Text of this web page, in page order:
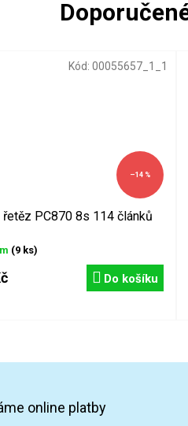
–14 %
řetěz PC870 8s 114 článků
(9 ks)
Do košíku
Kód: 00055657_1_1
online platby